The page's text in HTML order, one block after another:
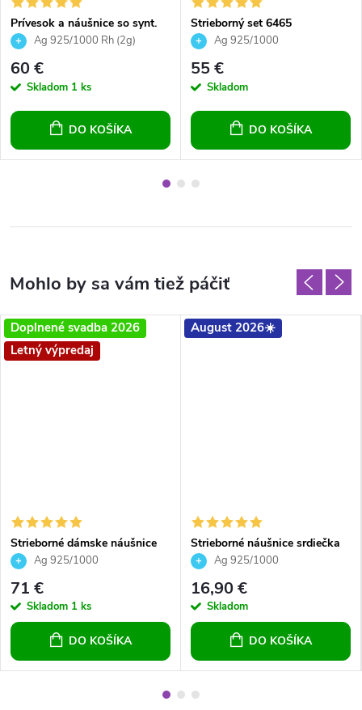
Prívesok a náušnice so synt.
opálom a Preciosa crystals -
Ag 925/1000 Rh (2g)
60 €
Skladom 1 ks
DO KOŠÍKA
Strieborný set 6465
Ag 925/1000
55 €
Skladom
DO KOŠÍKA
Doplnené svadba 2026
Letný výpredaj
Strieborné dámske náušnice
väčšie kruhy so Swarovski
Ag 925/1000
71 €
Skladom 1 ks
DO KOŠÍKA
August 2026☀️
Strieborné náušnice srdiečka
10 mm Crystal Vitrail Medium
Ag 925/1000
16,90 €
Skladom
DO KOŠÍKA